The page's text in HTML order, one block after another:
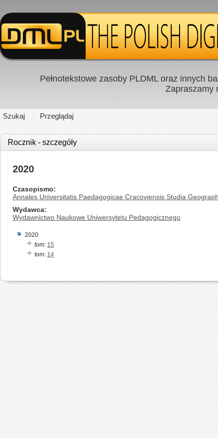
Pełnotekstowe zasoby PLDML oraz innych
Zapraszamy
Szukaj Przeglądaj
Rocznik - szczegóły
2020
Czasopismo
Annales Universitatis Paedagogicae Cracoviensis Studia
Wydawca
Wydawnictwo Naukowe Uniwersytetu Pedagogicznego
2020
tom: 15
tom: 14